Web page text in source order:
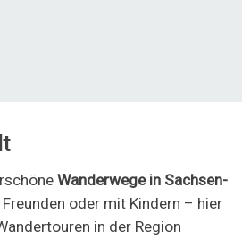
Wanderwege in Sachsen-
Freunden oder mit Kindern – hier
in der Region